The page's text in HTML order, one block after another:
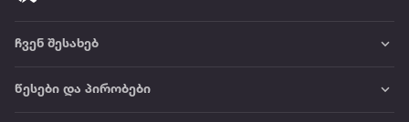
ჩვენ შესახებ
წესები და პირობები